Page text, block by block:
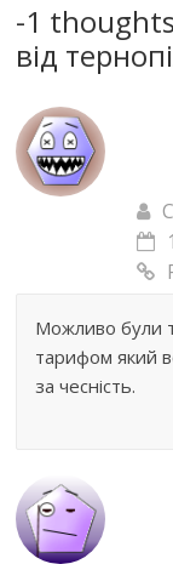
-1
від
Можливо були
тарифом який
за чесність.